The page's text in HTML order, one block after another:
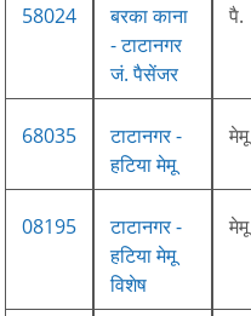
58024
बरका काना
- टाटानगर
जं. पैसेंजर
पै.
68035
टाटानगर -
हटिया मेमू
मेमू
08195
टाटानगर -
हटिया मेमू
विशेष
मेमू